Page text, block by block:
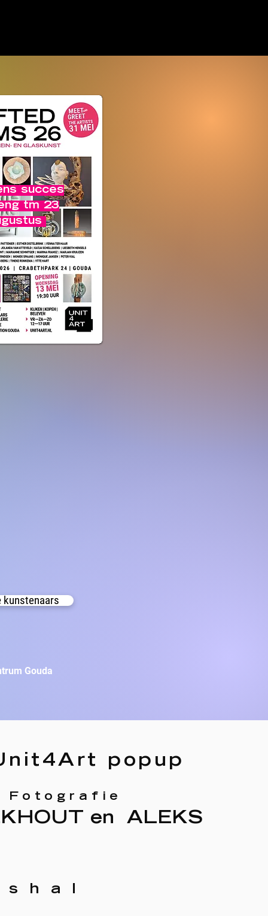
succes
tm 23
kunstenaars
Gouda
popup
Fotografie
en ALEKS